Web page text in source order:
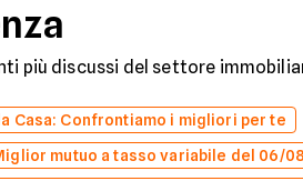
più discussi del settore
Casa: Confrontiamo i migliori per te
mutuo a tasso variabile del 06/